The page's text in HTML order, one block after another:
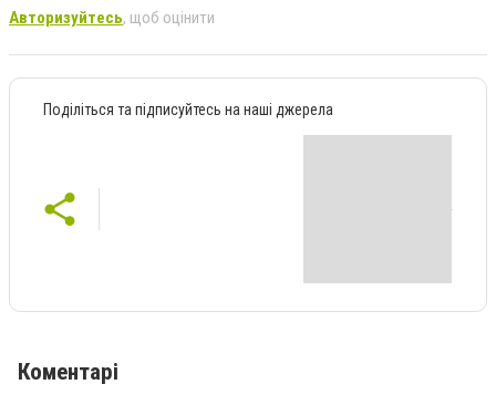
Авторизуйтесь, щоб оцінити
Поділіться та підписуйтесь на наші джерела
Коментарі